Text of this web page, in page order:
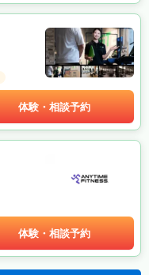
体験・相談予約
体験・相談予約